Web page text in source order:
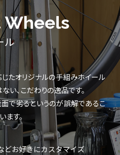
ル
たオリジナルの手組みホイール
い、こだわりの逸品です。
で劣るというのが誤解であるこ
ます。
どお好きにカスタマイズ